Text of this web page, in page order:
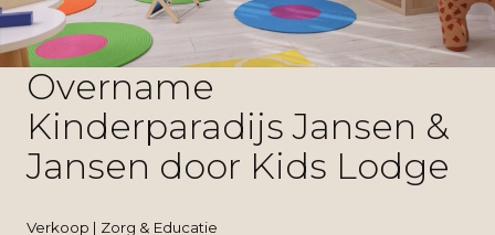
Overname
Kinderparadijs Jansen &
Jansen door Kids Lodge
Verkoop | Zorg & Educatie